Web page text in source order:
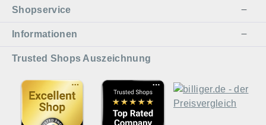
Shopservice
Informationen
Trusted Shops Auszeichnung